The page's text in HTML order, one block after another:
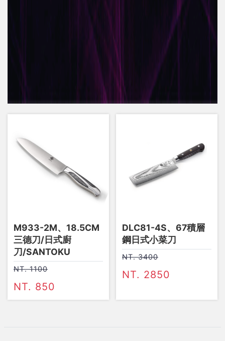
M933-2M、18.5CM
三德刀/日式廚
刀/SANTOKU
NT. 1100
NT. 850
DLC81-4S、67積層
鋼日式小菜刀
NT. 3400
NT. 2850